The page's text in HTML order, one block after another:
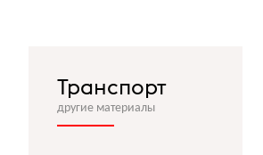
Транспорт
другие материалы